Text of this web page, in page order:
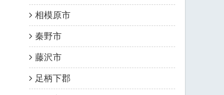
相模原市
秦野市
藤沢市
足柄下郡